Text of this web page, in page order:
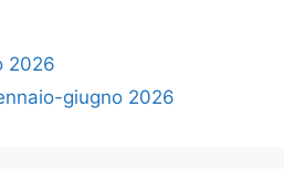
2026
giugno 2026